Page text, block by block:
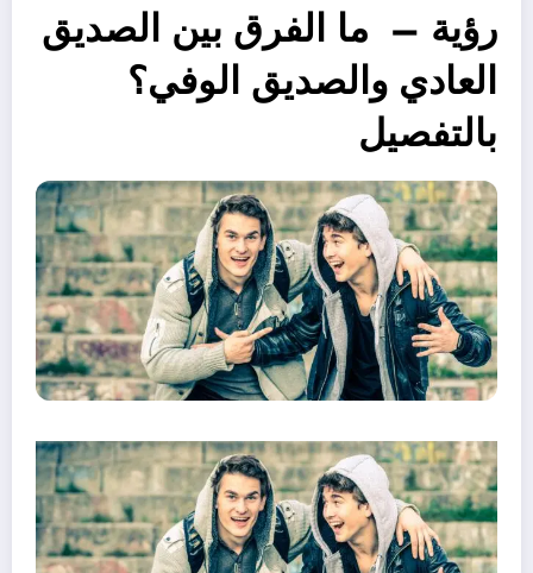
رؤية – ما الفرق بين الصديق
العادي والصديق الوفي؟
بالتفصيل